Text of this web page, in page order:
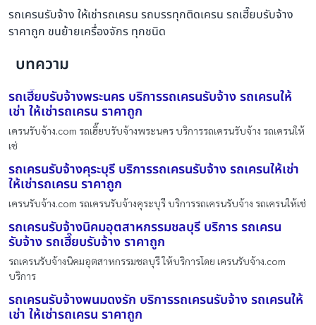
รถเครนรับจ้าง ให้เช่ารถเครน รถบรรทุกติดเครน รถเฮี๊ยบรับจ้าง
ราคาถูก ขนย้ายเครื่องจักร ทุกชนิด
บทความ
รถเฮี๊ยบรับจ้างพระนคร บริการรถเครนรับจ้าง รถเครนให้
เช่า ให้เช่ารถเครน ราคาถูก
เครนรับจ้าง.com รถเฮี๊ยบรับจ้างพระนคร บริการรถเครนรับจ้าง รถเครนให้
เช่
รถเครนรับจ้างคุระบุรี บริการรถเครนรับจ้าง รถเครนให้เช่า
ให้เช่ารถเครน ราคาถูก
เครนรับจ้าง.com รถเครนรับจ้างคุระบุรี บริการรถเครนรับจ้าง รถเครนให้เช่
รถเครนรับจ้างนิคมอุตสาหกรรมชลบุรี บริการ รถเครน
รับจ้าง รถเฮี๊ยบรับจ้าง ราคาถูก
รถเครนรับจ้างนิคมอุตสาหกรรมชลบุรี ให้บริการโดย เครนรับจ้าง.com
บริการ
รถเครนรับจ้างพนมดงรัก บริการรถเครนรับจ้าง รถเครนให้
เช่า ให้เช่ารถเครน ราคาถูก